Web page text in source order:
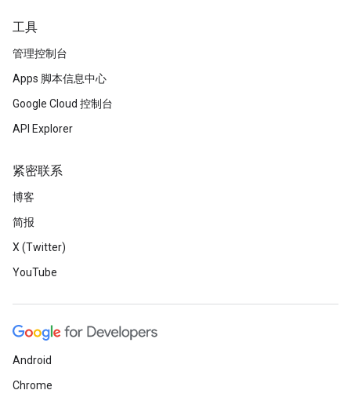
工具
管理控制台
Apps 脚本信息中心
Google Cloud 控制台
API Explorer
紧密联系
博客
简报
X (Twitter)
YouTube
Android
Chrome